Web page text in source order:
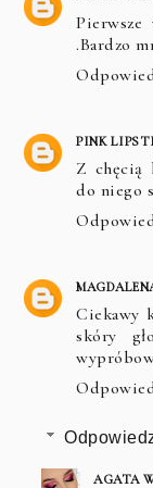
Pierwsze
.Bardzo
PINK
Z chęcią
do niego
Ciekawy
skóry
AGATA